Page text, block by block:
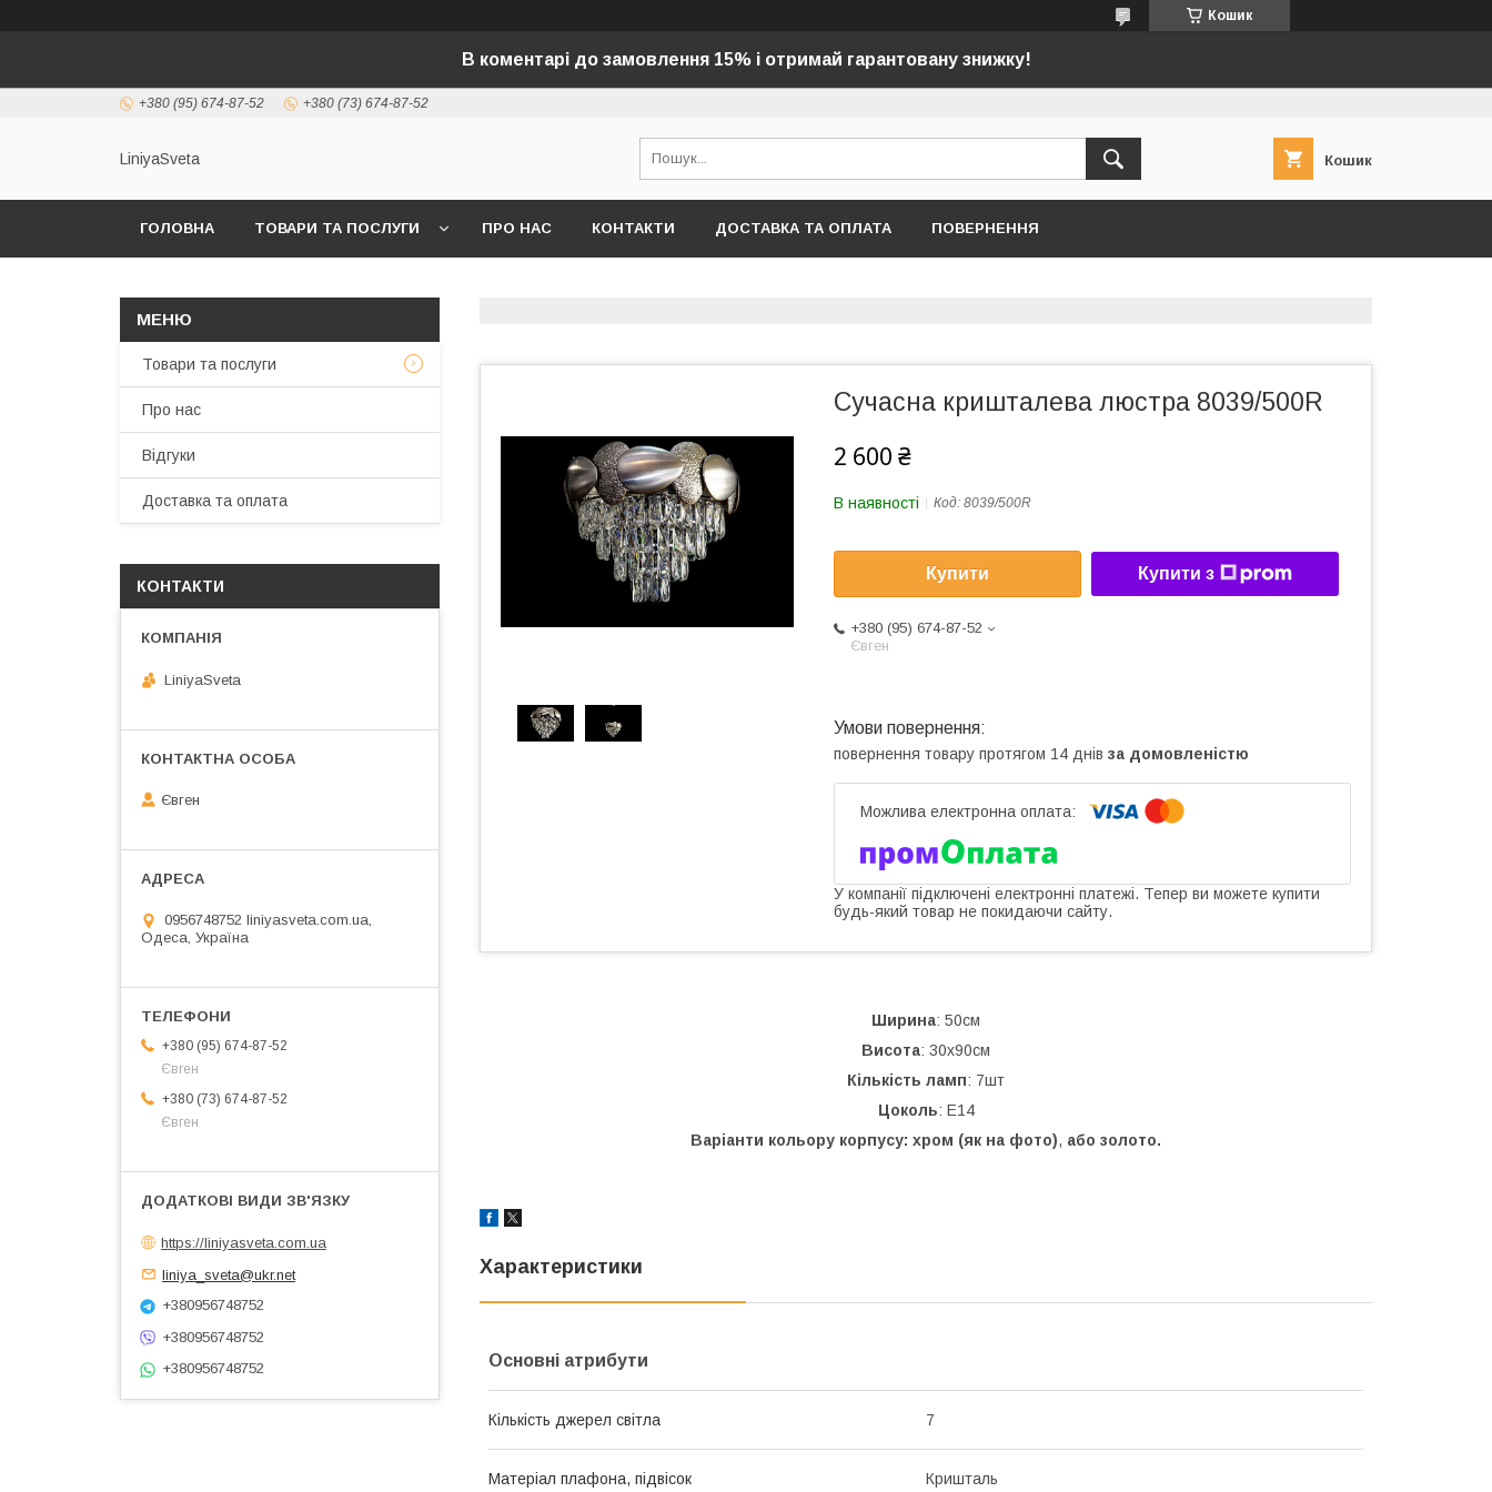
Кошик
В коментарі до замовлення 15% і отримай гарантовану знижку!
+380 (95) 674-87-52 +380 (73) 674-87-52
LiniyaSveta Кошик
ГОЛОВНА ТОВАРИ ТА ПОСЛУГИ ПРО НАС КОНТАКТИ ДОСТАВКА ТА ОПЛАТА ПОВЕРНЕННЯ
Сучасна кришталева люстра 8039/500R
2 600 ₴
В наявності Код: 8039/500R
Купити Купити з
+380 (95) 674-87-52
Євген
повернення товару протягом 14 днів за домовленістю
У компанії підключені електронні платежі. Тепер ви можете купити
будь-який товар не покидаючи сайту.
Ширина: 50см
Висота: 30х90см
Кількість ламп: 7шт
Цоколь: Е14
Варіанти кольору корпусу: хром (як на фото), або золото.
Характеристики
Основні атрибути
Кількість джерел світла 7
Матеріал плафона, підвісок Кришталь
Товари та послуги
Про нас
Відгуки
Доставка та оплата
КОНТАКТИ
LiniyaSveta
Євген
0956748752 liniyasveta.com.ua,
Одеса, Україна
+380 (95) 674-87-52
Євген
+380 (73) 674-87-52
Євген
https://liniyasveta.com.ua
liniya_sveta@ukr.net
+380956748752
+380956748752
+380956748752